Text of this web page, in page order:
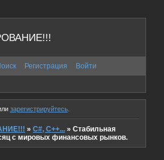
Регистрация Войти
зарегистрируйтесь.
»C#, C++... »Стабильная
с мировых финансовых рынков.